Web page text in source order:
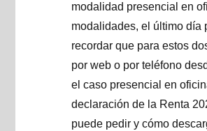
modalidad presencial en
modalidades, el último día
recordar que para estos
por web o por teléfono
el caso presencial en
declaración de la Renta
puede pedir y cómo